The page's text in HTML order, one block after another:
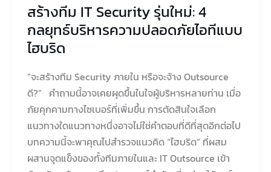
สร้างทีม IT Security รุ่นใหม่: 4
กลยุทธ์บริหารความปลอดภัยไอทีแบบ
ไฮบริด
“จะสร้างทีม Security ภายใน หรือจะจ้าง Outsource
ดี?” คำถามนี้อาจเคยผุดขึ้นในใจผู้บริหารหลายท่าน เมื่อ
ภัยคุกคามทางไซเบอร์ที่เพิ่มขึ้น การตัดสินใจเลือก
แนวทางใดแนวทางหนึ่งอาจไม่ใช่คำตอบที่ดีที่สุดอีกต่อไป
บทความนี้จะพาคุณไปสำรวจแนวคิด “ไฮบริด” ที่ผสม
ผสานจุดแข็งของทั้งทีมภายในและ IT Outsource เข้า
ความ
ปลอดภัย
ไอ
แบบ
ไฮ
บริด